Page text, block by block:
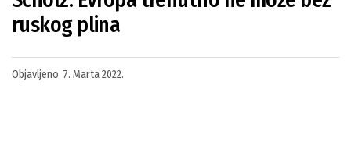
ruskog plina
Objavljeno 7. Marta 2022.